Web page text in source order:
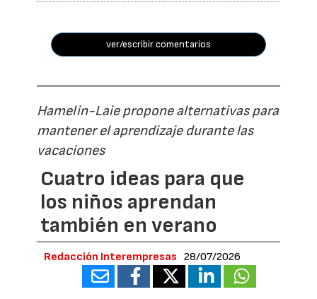
ver/escribir comentarios
Hamelin-Laie propone alternativas para
mantener el aprendizaje durante las
vacaciones
Cuatro ideas para que
los niños aprendan
también en verano
Redacción Interempresas 28/07/2026